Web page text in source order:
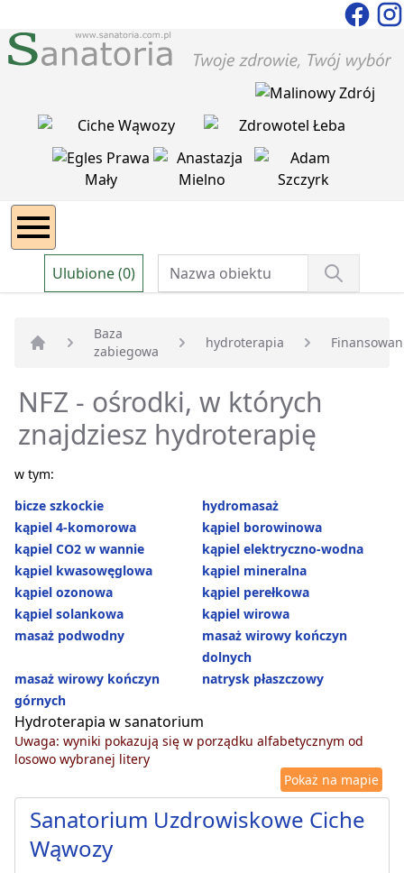
Ulubione (0)
Strona główna
Baza
zabiegowa
hydroterapia
NFZ - ośrodki, w których
znajdziesz hydroterapię
w tym:
bicze szkockie
hydromasaż
kąpiel 4-komorowa
kąpiel borowinowa
kąpiel CO2 w wannie
kąpiel elektryczno-wodna
kąpiel kwasowęglowa
kąpiel mineralna
kąpiel ozonowa
kąpiel perełkowa
kąpiel solankowa
kąpiel wirowa
masaż podwodny
masaż wirowy kończyn
dolnych
masaż wirowy kończyn
górnych
natrysk płaszczowy
Hydroterapia w sanatorium
Uwaga: wyniki pokazują się w porządku alfabetycznym od
losowo wybranej litery
Pokaż na mapie
Sanatorium Uzdrowiskowe Ciche
Wąwozy